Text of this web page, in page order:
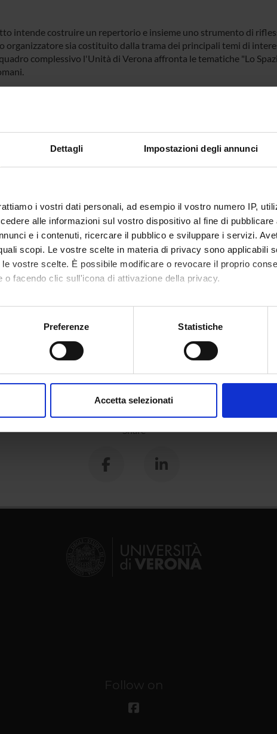
Dettagli Impostazioni degli annunci
i vostri dati personali, ad esempio il vostro numero IP,
alle informazioni sul vostro dispositivo al fine di pubblicare
e i contenuti, ricercare il pubblico e sviluppare i servizi.
scopi. Le vostre scelte in materia di privacy sono applicabili
vostre scelte. È possibile modificare o revocare il proprio
o facendo clic sull'icona di attivazione della privacy.
anche:
sulla tua posizione geografica, con un'approssimazione di
in qualsiasi momento dalla Dichiarazione sui cookie.
Preferenze Statistiche
Accetta selezionati
intende costruire un repertorio e insieme uno strumento di
organizzatore sia costituito dalla trama dei principali temi di
complessivo l'Unità di Verona affronta le tematiche "Lo
Associate Professor
Share
Follow on